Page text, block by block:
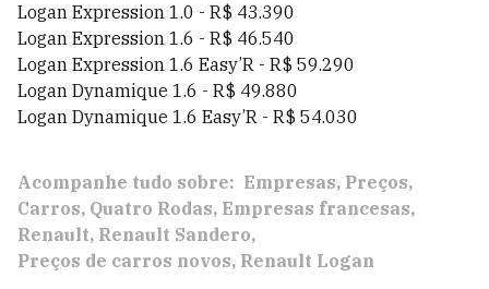
Logan Expression 1.0 - R$ 43.390
Logan Expression 1.6 - R$ 46.540
Logan Expression 1.6 Easy’R - R$ 59.290
Logan Dynamique 1.6 - R$ 49.880
Logan Dynamique 1.6 Easy’R - R$ 54.030
Acompanhe tudo sobre: Empresas Preços
Carros Quatro Rodas Empresas francesas
Renault Renault Sandero
Preços de carros novos Renault Logan